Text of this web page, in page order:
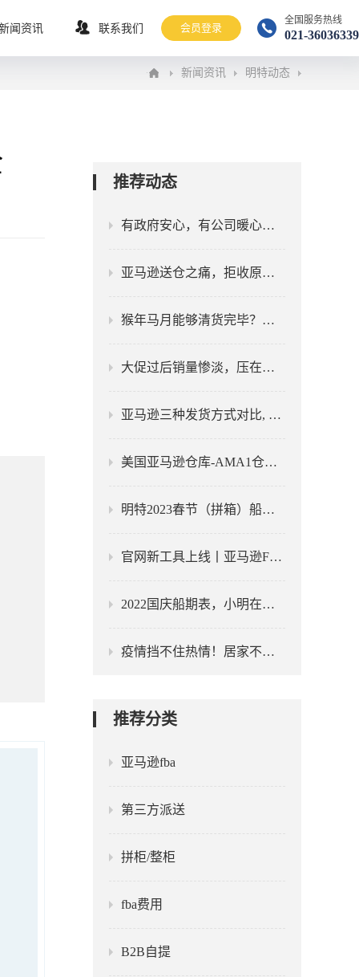
闻资讯 联系我们 会员登录
全国服务热线
021-36036339
新闻资讯 明特动态
推荐动态
有政府安心，有公司暖心！冬将尽 春可期 山河无恙 人间皆安！
亚马逊送仓之痛，拒收原因成谜！
猴年马月能够清货完毕？亚马逊退换货库存堆满海外仓
大促过后销量惨淡，压在海外仓的库存该怎样清理？
亚马逊三种发货方式对比, FBA、自发货、海外仓优劣剖析
美国亚马逊仓库-AMA1仓库-AMA1地址-AMA1邮编
明特2023春节（拼箱）船期时刻表，请查收！
官网新工具上线丨亚马逊FBA仓库地图位置查看工具
2022国庆船期表，小明在此祝各位节日快乐！
疫情挡不住热情！居家不影响办公效率
推荐分类
亚马逊fba
第三方派送
拼柜/整柜
fba费用
B2B自提